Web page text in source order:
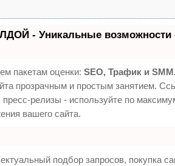
- Уникальные возможности
пакетам оценки:SEO, Трафик и SMM.
прозрачным и простым занятием.
релизы - используйте по
вашего сайта.
подбор запросов, покупка